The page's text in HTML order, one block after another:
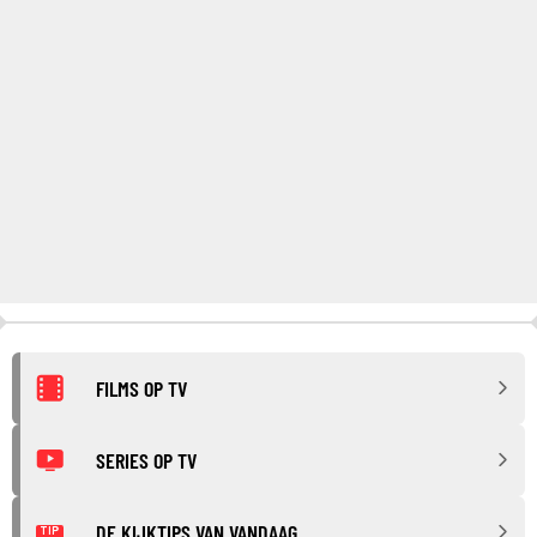
FILMS OP TV
SERIES OP TV
TIP DE KIJKTIPS VAN VANDAAG